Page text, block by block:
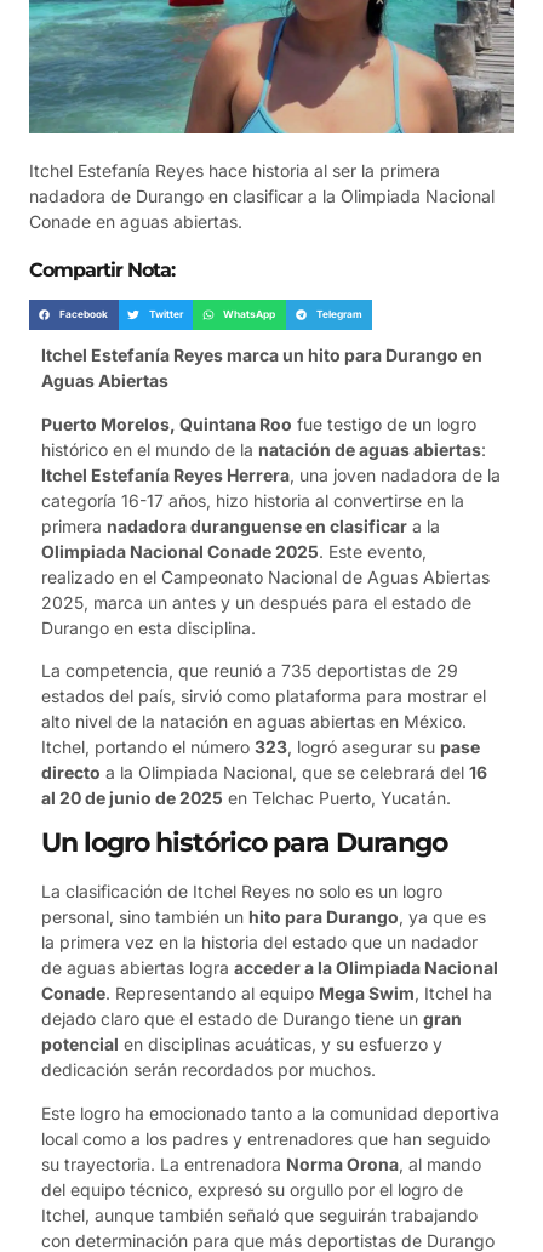
Itchel Estefanía Reyes hace historia al ser la primera
nadadora de Durango en clasificar a la Olimpiada Nacional
Conade en aguas abiertas.
Compartir Nota:
Facebook Twitter WhatsApp Telegram
Itchel Estefanía Reyes marca un hito para Durango en
Aguas Abiertas
Puerto Morelos, Quintana Roo fue testigo de un logro
histórico en el mundo de la natación de aguas abiertas:
Itchel Estefanía Reyes Herrera, una joven nadadora de la
categoría 16-17 años, hizo historia al convertirse en la
primera nadadora duranguense en clasificar a la
Olimpiada Nacional Conade 2025. Este evento,
realizado en el Campeonato Nacional de Aguas Abiertas
2025, marca un antes y un después para el estado de
Durango en esta disciplina.
La competencia, que reunió a 735 deportistas de 29
estados del país, sirvió como plataforma para mostrar el
alto nivel de la natación en aguas abiertas en México.
Itchel, portando el número 323, logró asegurar su pase
directo a la Olimpiada Nacional, que se celebrará del 16
al 20 de junio de 2025 en Telchac Puerto, Yucatán.
Un logro histórico para Durango
La clasificación de Itchel Reyes no solo es un logro
personal, sino también un hito para Durango, ya que es
la primera vez en la historia del estado que un nadador
de aguas abiertas logra acceder a la Olimpiada Nacional
Conade. Representando al equipo Mega Swim, Itchel ha
dejado claro que el estado de Durango tiene un gran
potencial en disciplinas acuáticas, y su esfuerzo y
dedicación serán recordados por muchos.
Este logro ha emocionado tanto a la comunidad deportiva
local como a los padres y entrenadores que han seguido
su trayectoria. La entrenadora Norma Orona, al mando
del equipo técnico, expresó su orgullo por el logro de
Itchel, aunque también señaló que seguirán trabajando
con determinación para que más deportistas de Durango